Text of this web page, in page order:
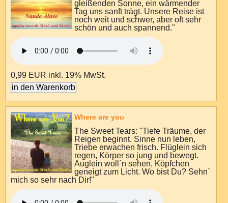
gleißenden Sonne, ein wärmender
Tag uns sanft trägt. Unsere Reise ist
noch weit und schwer, aber oft sehr
schön und auch spannend."
0,99 EUR inkl. 19% MwSt.
Where are you
The Sweet Tears: "Tiefe Träume, der
Reigen beginnt. Sinne nun leben,
Triebe erwachen frisch. Flüglein sich
regen, Körper so jung und bewegt.
Auglein woll`n sehen, Köpfchen
geneigt zum Licht. Wo bist Du? Sehn`
mich so sehr nach Dir!"